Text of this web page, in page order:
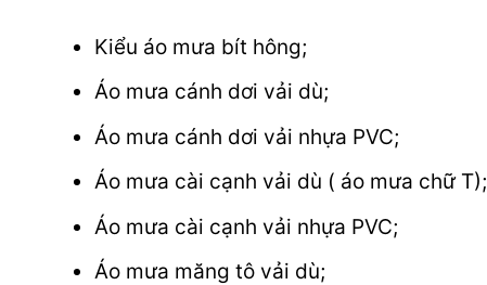
Kiểu áo mưa bít hông;
Áo mưa cánh dơi vải dù;
Áo mưa cánh dơi vải nhựa PVC;
Áo mưa cài cạnh vải dù ( áo mưa chữ T);
Áo mưa cài cạnh vải nhựa PVC;
Áo mưa măng tô vải dù;